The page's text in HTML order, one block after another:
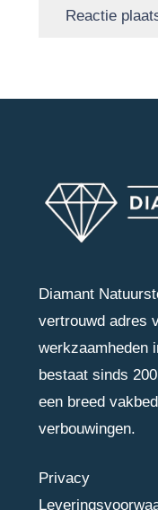
Reactie
Diamant
vertrouwd adres
werkzaamheden
bestaat sinds
een breed
verbouwingen.
Privacy